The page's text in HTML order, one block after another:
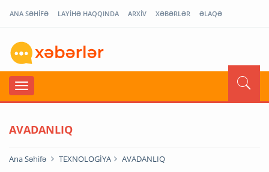
ANA SƏHİFƏ LAYİHƏ HAQQINDA ARXİV XƏBƏRLƏR ƏLAQƏ
AVADANLIQ
Ana Səhifə TEXNOLOGİYA AVADANLIQ